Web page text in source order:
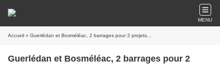
MENU
Accueil » Guerlédan et Bosméléac, 2 barrages pour 2 projets...
Guerlédan et Bosméléac, 2 barrages pour 2